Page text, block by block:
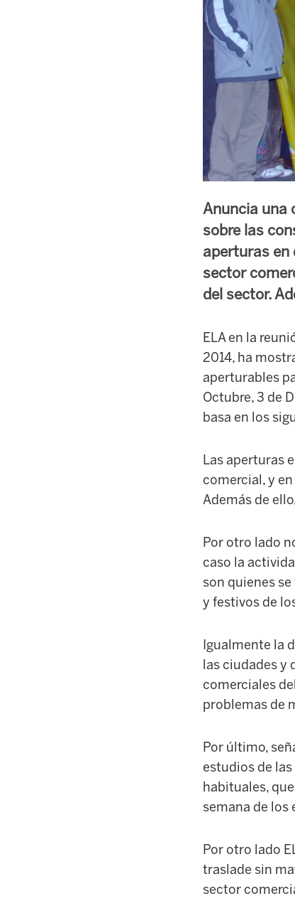
Anuncia una
sobre las
aperturas en
sector
del sector.
ELA en la
2014, ha
aperturables
Octubre, 3 de
basa en los
Las aperturas
comercial, y
Además de
Por otro lado
caso la
son quienes
y festivos de
Igualmente la
las ciudades
comerciales
problemas de
Por último,
estudios de
habituales,
semana de
Por otro lado
traslade sin
sector